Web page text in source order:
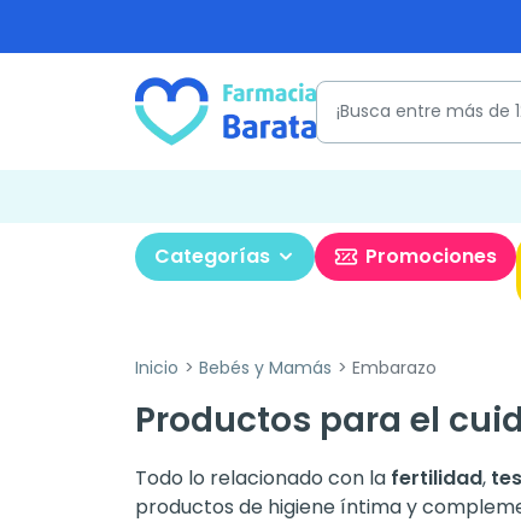
Categorías Promociones
Inicio Bebés y Mamás Embarazo
Productos para el
Todo lo relacionado con la fertilidad,
productos de higiene íntima y